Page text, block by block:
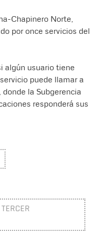
Chapinero Norte,
por once servicios del
algún usuario tiene
puede llamar a
donde la Subgerencia
responderá sus